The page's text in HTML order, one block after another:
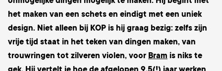
het maken van een schets en eindigt met een uniek
design. Niet alleen bij KOP is hij graag bezig: zelfs zijn
vrije tijd staat in het teken van dingen maken, van
trouwringen tot zilveren violen, voor Bram is niks te